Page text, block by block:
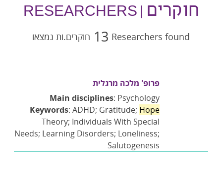
חוקרים
Researchers found
13 חוקרים.ות נמצאו
פרופ' מלכה מרגלית
Main disciplines: Psychology
Keywords: ADHD; Gratitude; Hope
Theory; Individuals With Special
Needs; Learning Disorders; Loneliness;
Salutogenesis